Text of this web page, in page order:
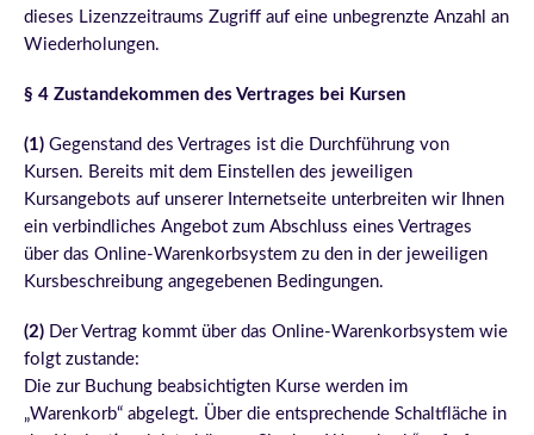
dieses Lizenzzeitraums Zugriff auf eine unbegrenzte Anzahl an
Wiederholungen.
§ 4 Zustandekommen des Vertrages bei Kursen
(1) Gegenstand des Vertrages ist die Durchführung von
Kursen. Bereits mit dem Einstellen des jeweiligen
Kursangebots auf unserer Internetseite unterbreiten wir Ihnen
ein verbindliches Angebot zum Abschluss eines Vertrages
über das Online-Warenkorbsystem zu den in der jeweiligen
Kursbeschreibung angegebenen Bedingungen.
(2) Der Vertrag kommt über das Online-Warenkorbsystem wie
folgt zustande:
Die zur Buchung beabsichtigten Kurse werden im
„Warenkorb“ abgelegt. Über die entsprechende Schaltfläche in